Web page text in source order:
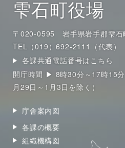
雫石町役場
〒020-0595 岩手県岩手郡雫石
TEL（019）692-2111（代表）
各課共通電話番号はこちら
開庁時間 ▶ 8時30分～17時15
月29日～1月3日を除く）
庁舎案内図
各課の概要
組織機構図